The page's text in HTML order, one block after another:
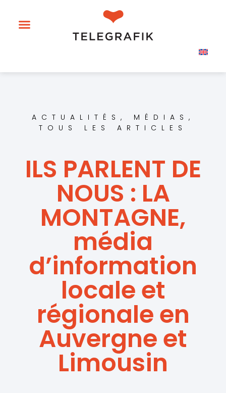
ACTUALITÉS , MÉDIAS ,
TOUS LES ARTICLES
ILS PARLENT DE
NOUS : LA
MONTAGNE,
média
d’information
locale et
régionale en
Auvergne et
Limousin